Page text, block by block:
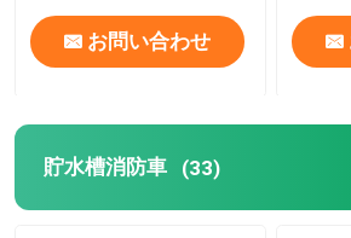
お問い合わせ
貯水槽消防車 (33)